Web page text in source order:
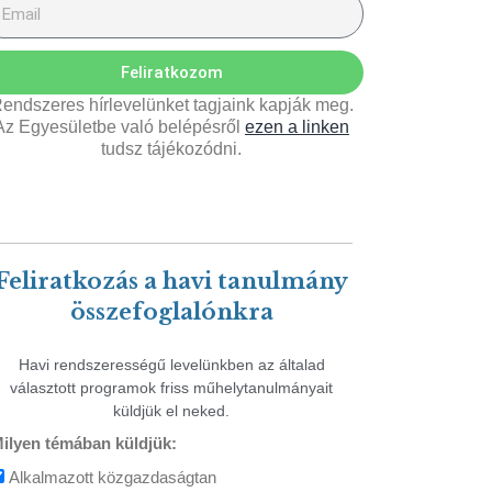
Feliratkozom
hírlevelünket tagjaink kapják meg.
Egyesületbe való belépésről ezen a linken
tudsz tájékozódni.
a havi tanulmány
összefoglalónkra
Havi rendszerességű levelünkben az általad
választott programok friss műhelytanulmányait
küldjük el neked.
témában küldjük:
Alkalmazott közgazdaságtan